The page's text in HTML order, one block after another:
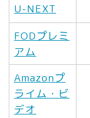
U-NEXT
FODプレミ
アム
Amazonプ
ライム・ビ
デオ